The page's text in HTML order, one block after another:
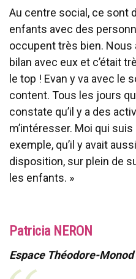
Au centre social, ce sont
enfants avec des
occupent très bien.
bilan avec eux et c’était
le top ! Evan y va avec le
content. Tous les jours
constate qu’il y a des
m’intéresser. Moi qui suis
exemple, qu’il y avait
disposition, sur plein de
les enfants. »
Patricia NERON
Espace Théodore-Monod